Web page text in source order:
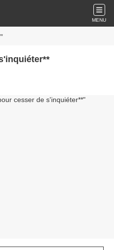
MENU